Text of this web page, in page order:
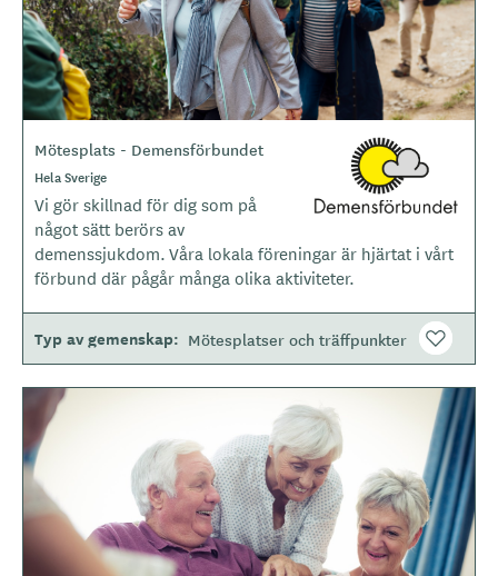
g
t
y
e
Mötesplats - Demensförbundet
Hela Sverige
Vi gör skillnad för dig som på
något sätt berörs av
demenssjukdom. Våra lokala föreningar är hjärtat i vårt
förbund där pågår många olika aktiviteter.
Typ av gemenskap Mötesplatser och träffpunkter
l
d
r